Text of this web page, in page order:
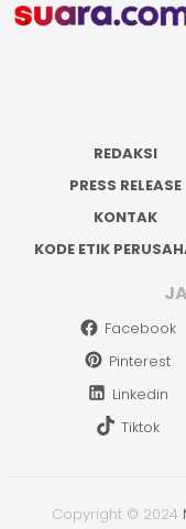
REDAKSI
PRESS RELEASE
KONTAK
KODE ETIK
Facebook
Pinterest
Linkedin
Tiktok
Copyright © 2024